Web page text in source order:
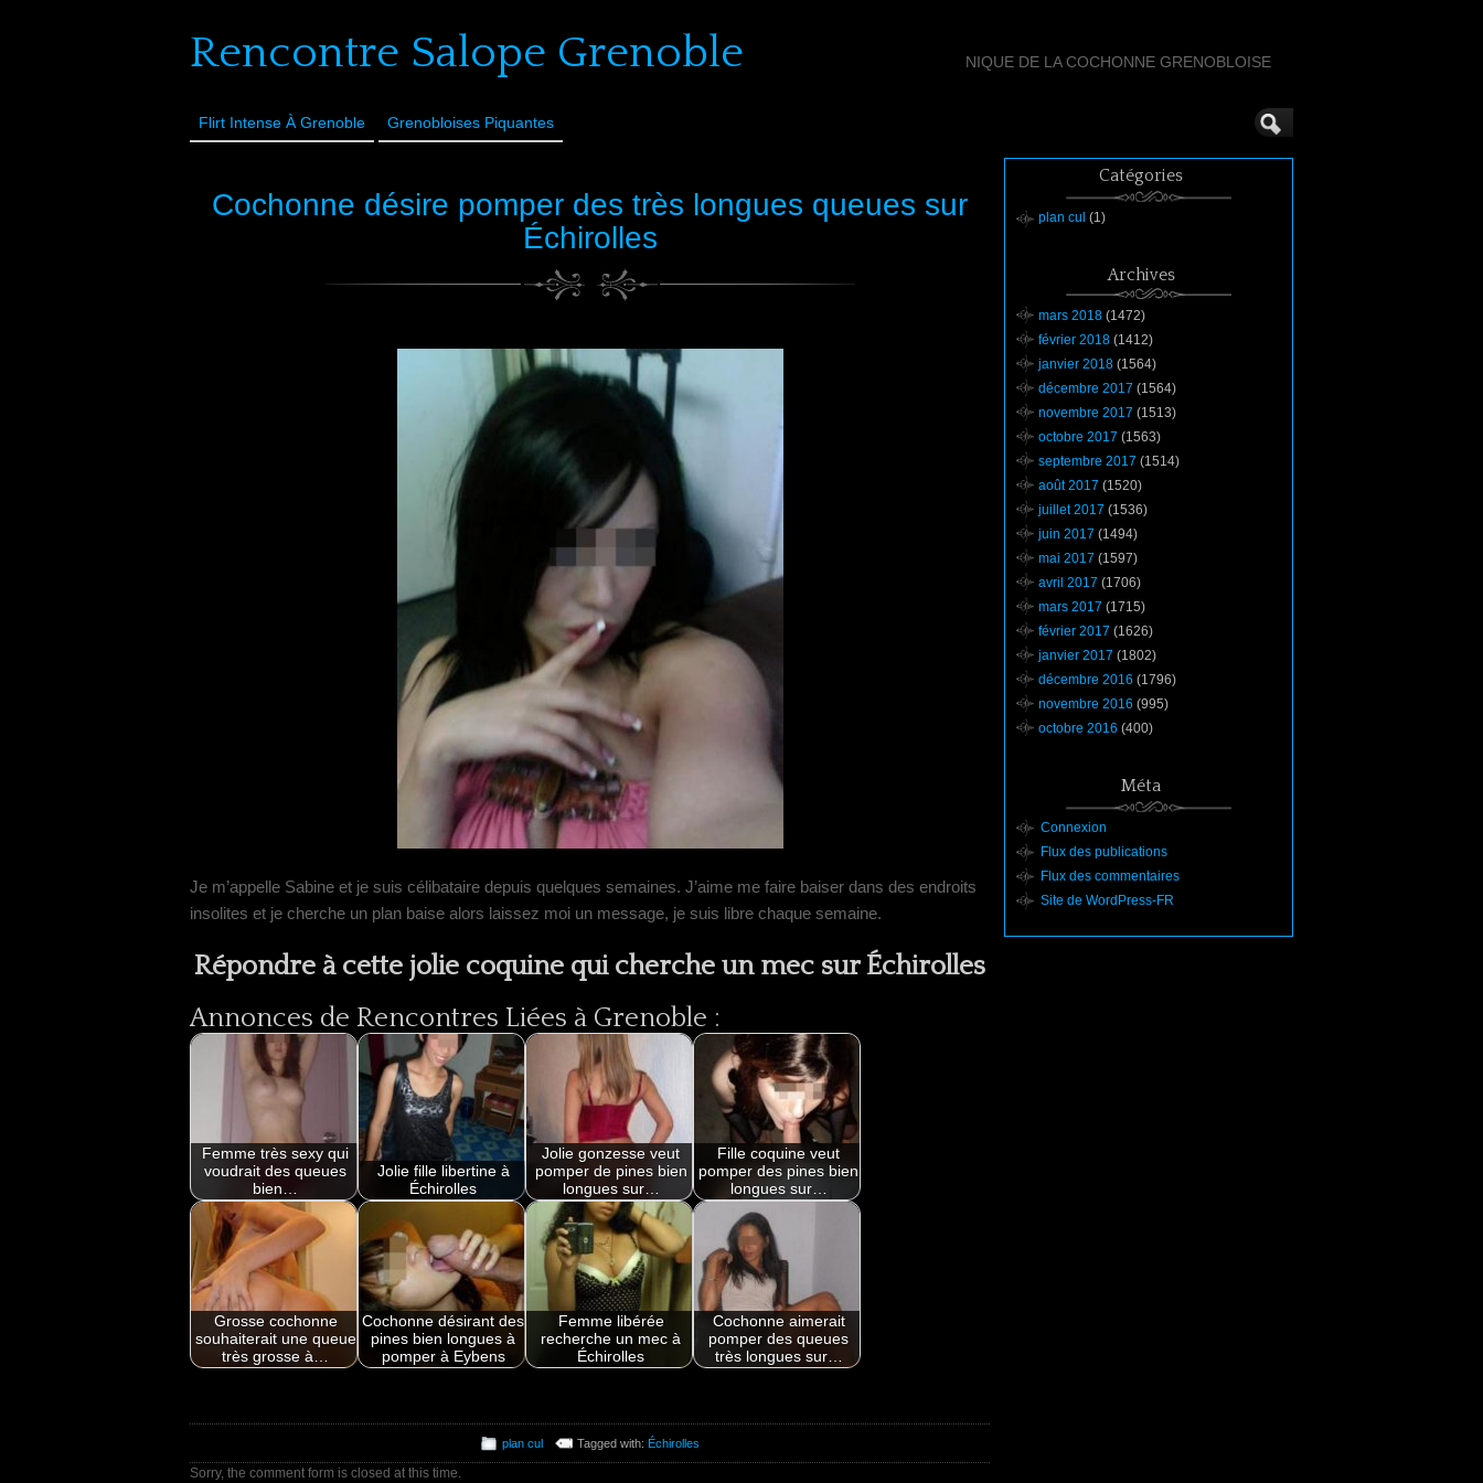
Rencontre Salope Grenoble NIQUE DE LA COCHONNE GRENOBLOISE
Flirt Intense À Grenoble Grenobloises Piquantes
Cochonne désire pomper des très longues queues sur
Échirolles
Je m’appelle Sabine et je suis célibataire depuis quelques semaines. J’aime me faire baiser dans des endroits
insolites et je cherche un plan baise alors laissez moi un message, je suis libre chaque semaine.
Répondre à cette jolie coquine qui cherche un mec sur Échirolles
Annonces de Rencontres Liées à Grenoble :
Femme très sexy qui
voudrait des queues
bien…
Jolie fille libertine à
Échirolles
Jolie gonzesse veut
pomper de pines bien
longues sur…
Fille coquine veut
pomper des pines bien
longues sur…
Grosse cochonne
souhaiterait une queue
très grosse à…
Cochonne désirant des
pines bien longues à
pomper à Eybens
Femme libérée
recherche un mec à
Échirolles
Cochonne aimerait
pomper des queues
très longues sur…
plan cul Tagged with: Échirolles
Sorry, the comment form is closed at this time.
Catégories
plan cul (1)
Archives
mars 2018 (1472)
février 2018 (1412)
janvier 2018 (1564)
décembre 2017 (1564)
novembre 2017 (1513)
octobre 2017 (1563)
septembre 2017 (1514)
août 2017 (1520)
juillet 2017 (1536)
juin 2017 (1494)
mai 2017 (1597)
avril 2017 (1706)
mars 2017 (1715)
février 2017 (1626)
janvier 2017 (1802)
décembre 2016 (1796)
novembre 2016 (995)
octobre 2016 (400)
Méta
Connexion
Flux des publications
Flux des commentaires
Site de WordPress-FR